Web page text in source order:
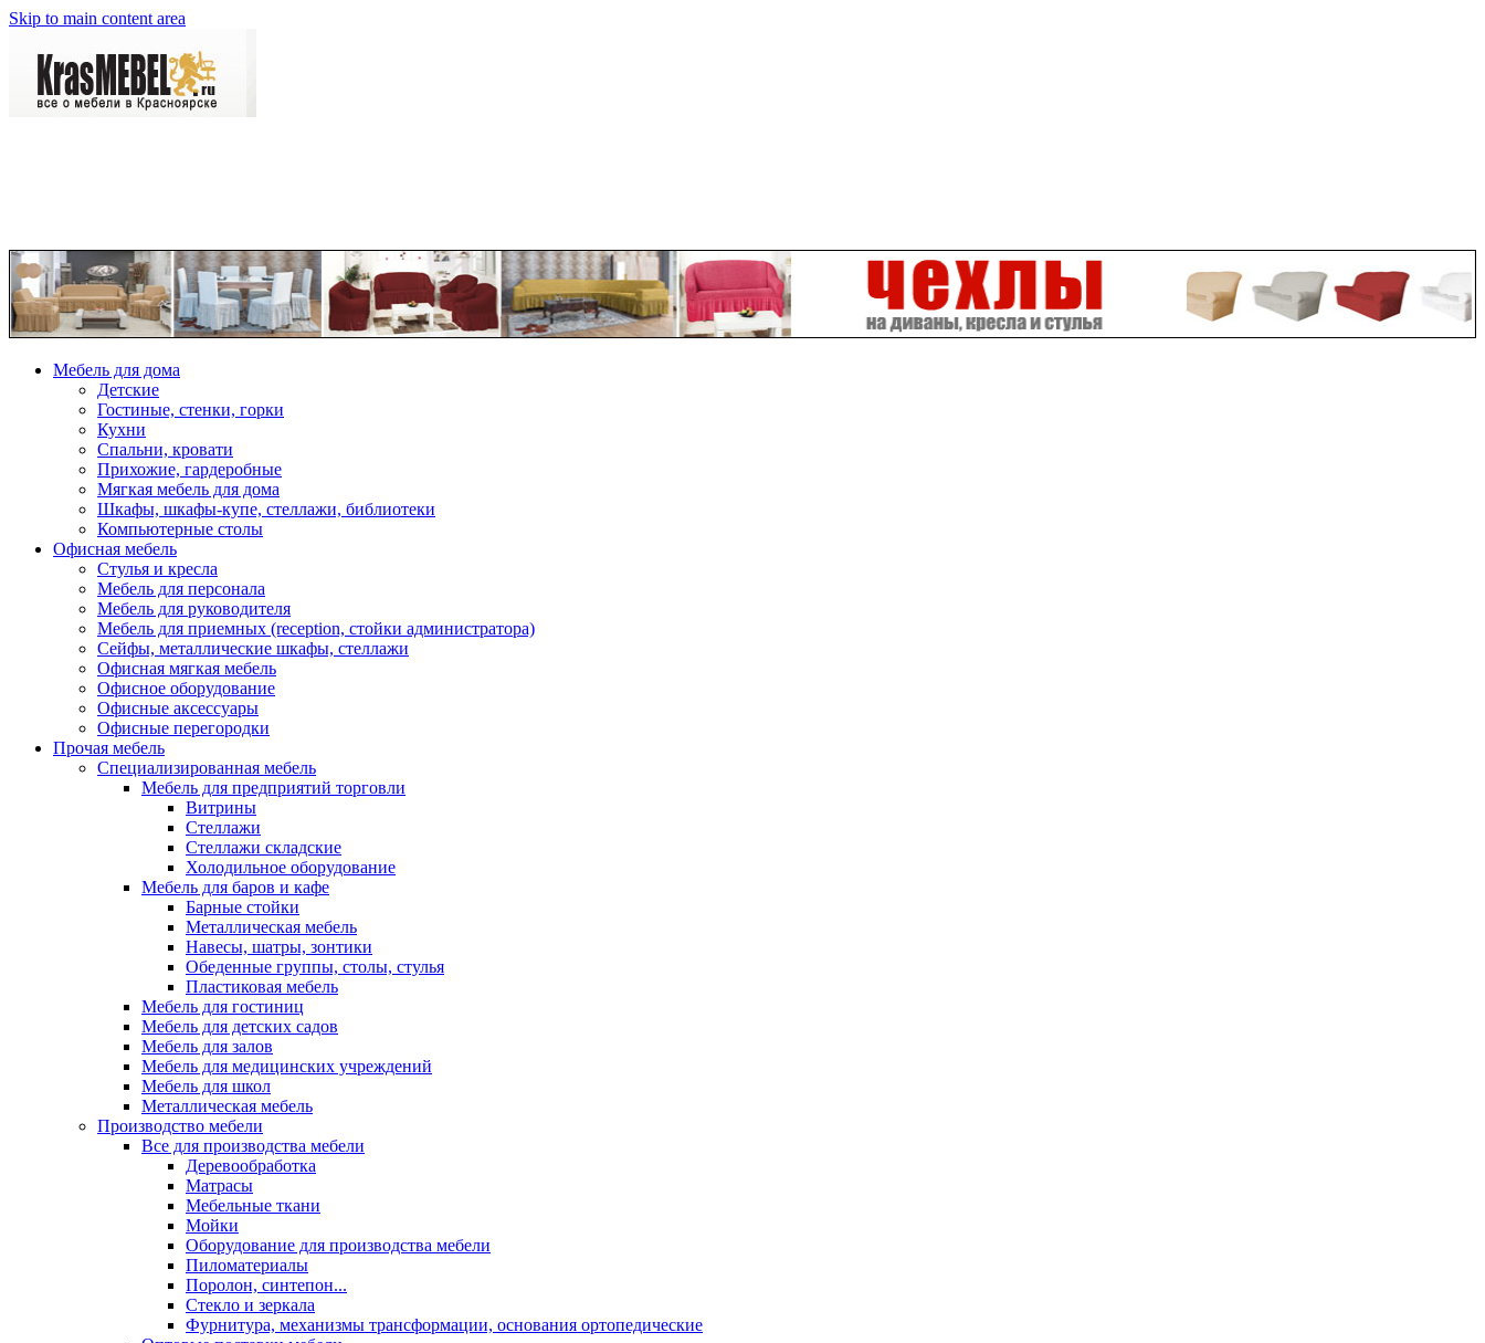
Skip to main content area
Мебель для дома
Детские
Гостиные, стенки, горки
Кухни
Спальни, кровати
Прихожие, гардеробные
Мягкая мебель для дома
Шкафы, шкафы-купе, стеллажи, библиотеки
Компьютерные столы
Офисная мебель
Стулья и кресла
Мебель для персонала
Мебель для руководителя
Мебель для приемных (reception, стойки администратора)
Сейфы, металлические шкафы, стеллажи
Офисная мягкая мебель
Офисное оборудование
Офисные аксессуары
Офисные перегородки
Прочая мебель
Специализированная мебель
Мебель для предприятий торговли
Витрины
Стеллажи
Стеллажи складские
Холодильное оборудование
Мебель для баров и кафе
Барные стойки
Металлическая мебель
Навесы, шатры, зонтики
Обеденные группы, столы, стулья
Пластиковая мебель
Мебель для гостиниц
Мебель для детских садов
Мебель для залов
Мебель для медицинских учреждений
Мебель для школ
Металлическая мебель
Производство мебели
Все для производства мебели
Деревообработка
Матрасы
Мебельные ткани
Мойки
Оборудование для производства мебели
Пиломатериалы
Поролон, синтепон...
Стекло и зеркала
Фурнитура, механизмы трансформации, основания ортопедические